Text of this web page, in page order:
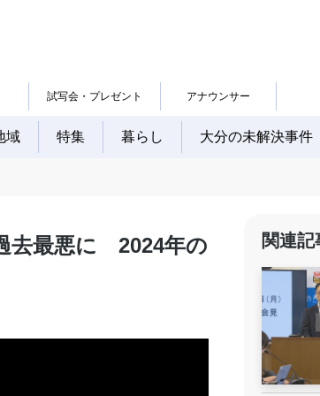
試写会・プレゼント アナウンサー
域 特集 暮らし 大分の未解決事件
去最悪に 2024年の
関連記